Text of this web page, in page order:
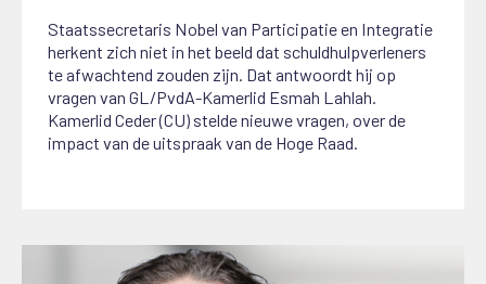
Staatssecretaris Nobel van Participatie en Integratie
herkent zich niet in het beeld dat schuldhulpverleners
te afwachtend zouden zijn. Dat antwoordt hij op
vragen van GL/PvdA-Kamerlid Esmah Lahlah.
Kamerlid Ceder (CU) stelde nieuwe vragen, over de
impact van de uitspraak van de Hoge Raad.